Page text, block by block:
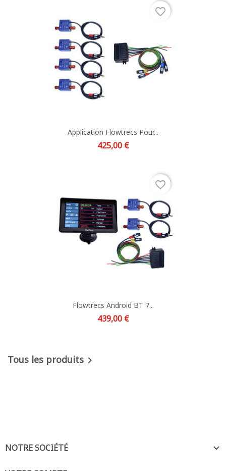
Application Flowtrecs Pour...
Prix
425,00 €
favorite_border
Flowtrecs Android BT 7...
Prix
439,00 €
favorite_border
Tous les produits 
NOTRE SOCIÉTÉ 